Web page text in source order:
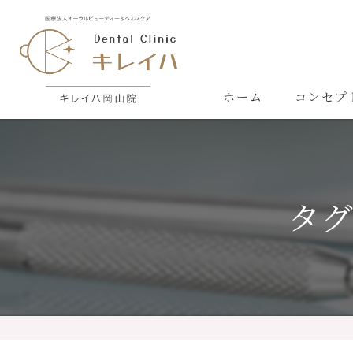
ホーム コンセプ
タ